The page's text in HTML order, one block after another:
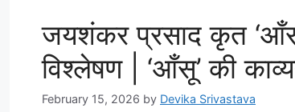
जयशंकर प्रसाद कृत
विश्लेषण | ‘आँसू’ की
February 15, 2026 by Devika Srivastava